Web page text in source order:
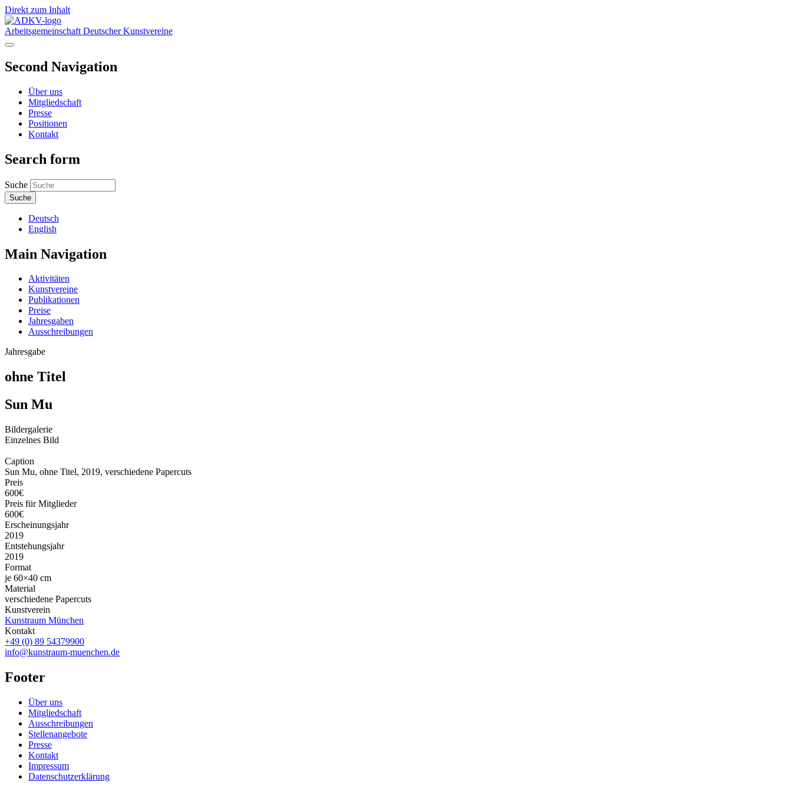
Direkt zum Inhalt
Arbeitsgemeinschaft Deutscher Kunstvereine
Second Navigation
Über uns
Mitgliedschaft
Presse
Positionen
Kontakt
Search form
Suche
Deutsch
English
Main Navigation
Aktivitäten
Kunstvereine
Publikationen
Preise
Jahresgaben
Ausschreibungen
Jahresgabe
ohne Titel
Sun Mu
Bildergalerie
Einzelnes Bild
Caption
Sun Mu, ohne Titel, 2019, verschiedene Papercuts
Preis
600€
Preis für Mitglieder
600€
Erscheinungsjahr
2019
Entstehungsjahr
2019
Format
je 60×40 cm
Material
verschiedene Papercuts
Kunstverein
Kunstraum München
Kontakt
+49 (0) 89 54379900
info@kunstraum-muenchen.de
Footer
Über uns
Mitgliedschaft
Ausschreibungen
Stellenangebote
Presse
Kontakt
Impressum
Datenschutzerklärung